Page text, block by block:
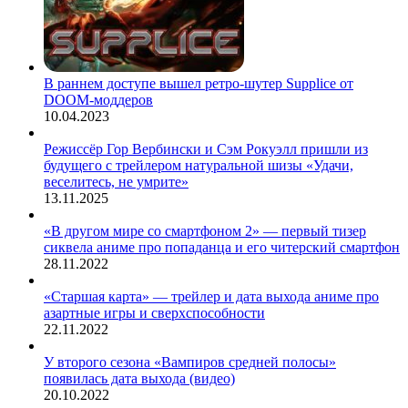
В раннем доступе вышел ретро-шутер Supplice от
DOOM-моддеров
10.04.2023
Режиссёр Гор Вербински и Сэм Рокуэлл пришли из
будущего с трейлером натуральной шизы «Удачи,
веселитесь, не умрите»
13.11.2025
«В другом мире со смартфоном 2» — первый тизер
сиквела аниме про попаданца и его читерский смартфон
28.11.2022
«Старшая карта» — трейлер и дата выхода аниме про
азартные игры и сверхспособности
22.11.2022
У второго сезона «Вампиров средней полосы»
появилась дата выхода (видео)
20.10.2022